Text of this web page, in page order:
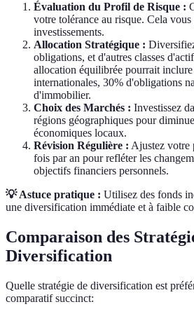
Évaluation du Profil de Risque :
votre tolérance au risque. Cela
investissements.
Allocation Stratégique :
obligations, et d'autres classes
allocation équilibrée pourrait
internationales, 30% d'obligations
d'immobilier.
Choix des Marchés : Investissez
régions géographiques pour
économiques locaux.
Révision Régulière : Ajustez votre
fois par an pour refléter les
objectifs financiers personnels.
💡 Astuce pratique : Utilisez des fonds
une diversification immédiate et à faible
Comparaison des
Diversification
Quelle stratégie de diversification est
comparatif succinct: